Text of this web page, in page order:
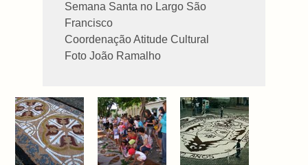
Semana Santa no Largo São
Francisco
Coordenação Atitude Cultural
Foto João Ramalho